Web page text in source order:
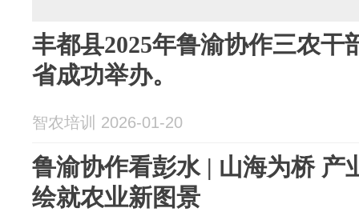
丰都县2025年鲁渝协作三农干
省成功举办。
智农培训 2026-01-20
鲁渝协作看彭水 | 山海为桥 产
绘就农业新图景